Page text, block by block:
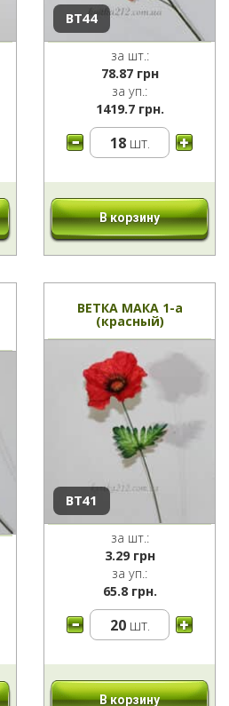
ВТ44
за шт.:
78.87 грн
за уп.:
1419.7 грн.
18шт.
В корзину
ВЕТКА МАКА 1-а
(красный)
ВТ41
за шт.:
3.29 грн
за уп.:
65.8 грн.
20шт.
В корзину